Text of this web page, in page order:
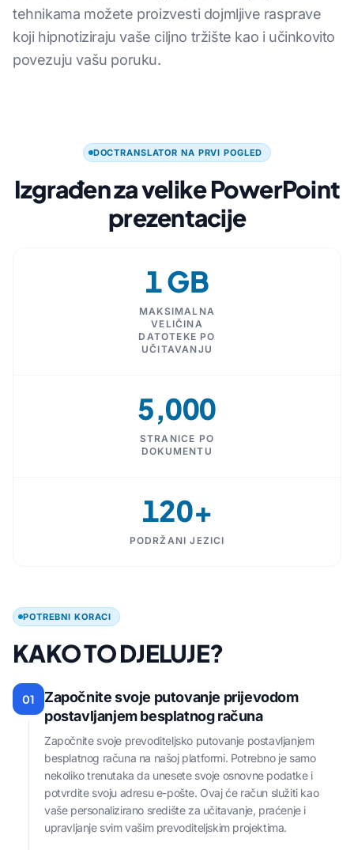
tehnikama možete proizvesti dojmljive rasprave
koji hipnotiziraju vaše ciljno tržište kao i učinkovito
povezuju vašu poruku.
DOCTRANSLATOR NA PRVI POGLED
Izgrađen za velike PowerPoint
prezentacije
1 GB
MAKSIMALNA
VELIČINA
DATOTEKE PO
UČITAVANJU
5,000
STRANICE PO
DOKUMENTU
120+
PODRŽANI JEZICI
POTREBNI KORACI
KAKO TO DJELUJE?
01
Započnite svoje putovanje prijevodom
postavljanjem besplatnog računa
Započnite svoje prevoditeljsko putovanje postavljanjem
besplatnog računa na našoj platformi. Potrebno je samo
nekoliko trenutaka da unesete svoje osnovne podatke i
potvrdite svoju adresu e-pošte. Ovaj će račun služiti kao
vaše personalizirano središte za učitavanje, praćenje i
upravljanje svim vašim prevoditeljskim projektima.